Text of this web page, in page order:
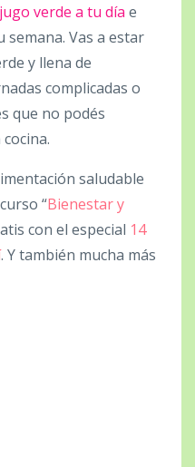
verde a tu día e
Vas a estar
y llena de
complicadas o
que no podés
saludable
“Bienestar y
con el especial 14
. Y también mucha más